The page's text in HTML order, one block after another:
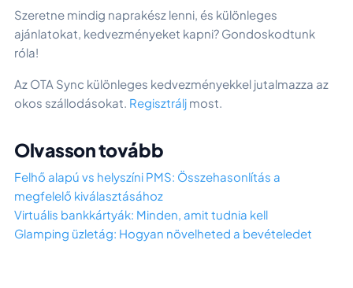
Szeretne mindig naprakész lenni, és különleges
ajánlatokat, kedvezményeket kapni? Gondoskodtunk
róla!
Az OTA Sync különleges kedvezményekkel jutalmazza az
okos szállodásokat. Regisztrálj most.
Olvasson tovább
Felhő alapú vs helyszíni PMS: Összehasonlítás a
megfelelő kiválasztásához
Virtuális bankkártyák: Minden, amit tudnia kell
Glamping üzletág: Hogyan növelheted a bevételedet